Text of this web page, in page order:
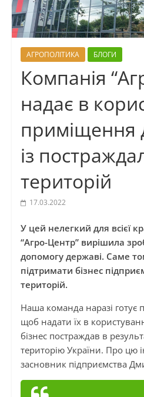
АГРОПОЛІТИКА БЛОГИ
Компанія
надає в
приміщення
із
територій
17.03.2022
У цей нелегкий для всієї
“Агро-Центр” вирішила
допомогу державі. Саме
підтримати бізнес
територій.
Наша команда наразі готує
щоб надати їх в
бізнес постраждав в
територію України. Про цю
засновник підприємства